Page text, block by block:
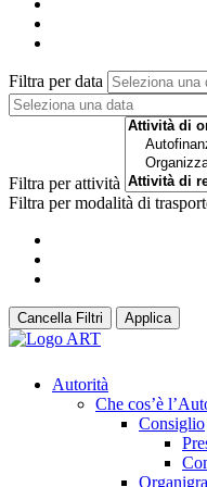
Filtra per data
Filtra per attività
Filtra per modalità di
Cancella Filtri Applica
Autorità
Che cos’è
Consiglio